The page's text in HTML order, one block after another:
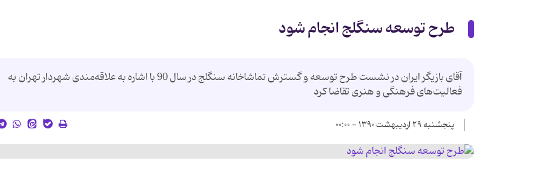
طرح توسعه سنگلج انجام شود
آقای بازیگر ایران در نشست طرح توسعه و گسترش تماشاخانه سنگلج در سال 90 با اشاره به علاقه‌مندی‌ شهردار تهران به
فعالیت‌های فرهنگی و هنری تقاضا کرد
پنجشنبه ۲۹ اردیبهشت ۱۳۹۰ - ۰۰:۰۰